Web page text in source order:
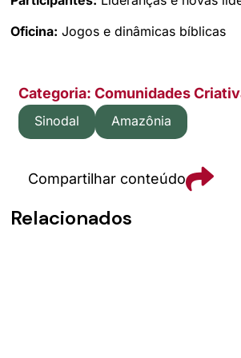
Oficina: Jogos e dinâmicas bíblicas
Categoria: Comunidades
Sinodal Amazônia
Compartilhar conteúdo
Relacionados